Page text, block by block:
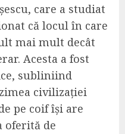
care a studiat
că locul în care
mai mult decât
Acesta a fost
subliniind
civilizației
pe coif își are
oferită de